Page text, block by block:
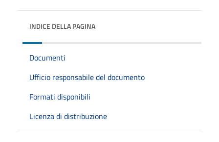
INDICE DELLA PAGINA
Documenti
Ufficio responsabile del documento
Formati disponibili
Licenza di distribuzione